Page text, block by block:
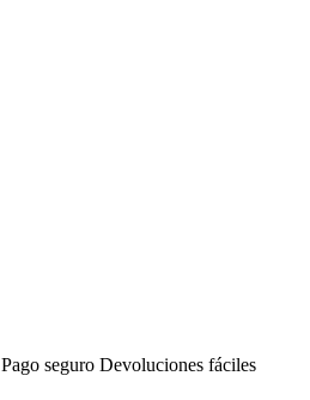
Pago seguro Devoluciones fáciles